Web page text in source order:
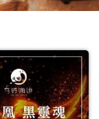
此
產
品
有